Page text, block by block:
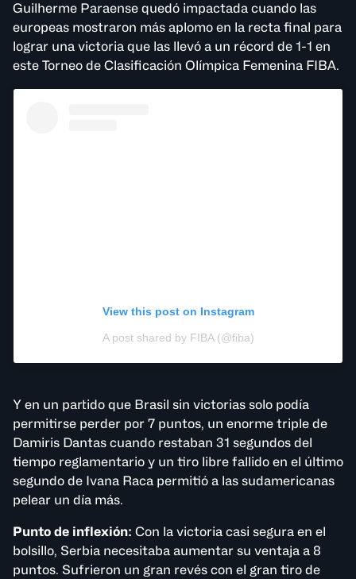
Guilherme Paraense quedó impactada cuando las
europeas mostraron más aplomo en la recta final para
lograr una victoria que las llevó a un récord de 1-1 en
este Torneo de Clasificación Olímpica Femenina FIBA.
View this post on Instagram
A post shared by FIBA (@fiba)
Y en un partido que Brasil sin victorias solo podía
permitirse perder por 7 puntos, un enorme triple de
Damiris Dantas cuando restaban 31 segundos del
tiempo reglamentario y un tiro libre fallido en el último
segundo de Ivana Raca permitió a las sudamericanas
pelear un día más.
Punto de inflexión: Con la victoria casi segura en el
bolsillo, Serbia necesitaba aumentar su ventaja a 8
puntos. Sufrieron un gran revés con el gran tiro de